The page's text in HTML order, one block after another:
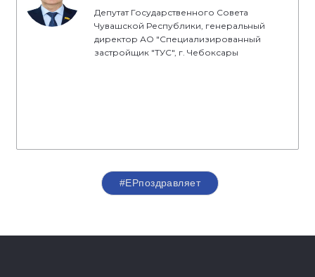
Депутат Государственного Совета
Чувашской Республики, генеральный
директор АО "Специализированный
застройщик "ТУС", г. Чебоксары
#ЕРпоздравляет